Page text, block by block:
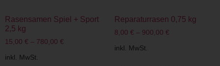
Rasensamen Spiel + Sport
2,5 kg
15,00 € – 780,00 €
inkl. MwSt.
Reparaturrasen 0,75 kg
8,00 € – 900,00 €
inkl. MwSt.